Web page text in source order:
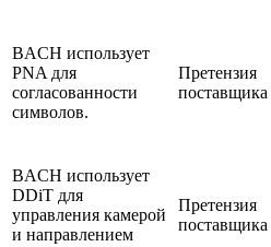
BACH использует
PNA для
согласованности
символов.
Претензия
поставщика
BACH использует
DDiT для
управления камерой
и направлением
Претензия
поставщика